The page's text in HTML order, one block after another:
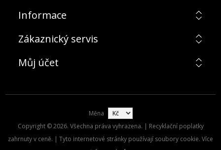
Informace
Zákaznický servis
Můj účet
Měna
Copyright © 2026. Všechna práva vyhrazena. | Recyklační poplatky
zahrnuty v ceně. | Tyto internetové stránky používají soubory cookie. Více